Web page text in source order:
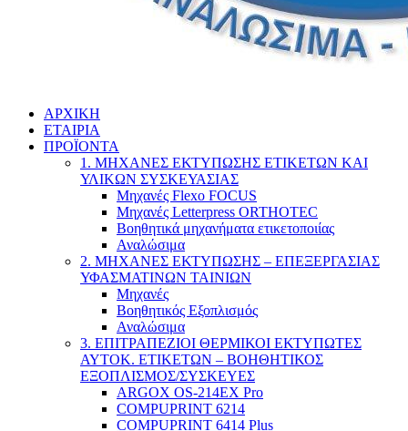
ΑΡΧΙΚΗ
ΕΤΑΙΡΙΑ
ΠΡΟΪΟΝΤΑ
1. ΜΗΧΑΝΕΣ ΕΚΤΥΠΩΣΗΣ ΕΤΙΚΕΤΩΝ ΚΑΙ
ΥΛΙΚΩΝ ΣΥΣΚΕΥΑΣΙΑΣ
Μηχανές Flexo FOCUS
Μηχανές Letterpress ORTHOTEC
Βοηθητικά μηχανήματα ετικετοποιίας
Αναλώσιμα
2. ΜΗΧΑΝΕΣ ΕΚΤΥΠΩΣΗΣ – ΕΠΕΞΕΡΓΑΣΙΑΣ
ΥΦΑΣΜΑΤΙΝΩΝ ΤΑΙΝΙΩΝ
Μηχανές
Βοηθητικός Εξοπλισμός
Αναλώσιμα
3. ΕΠΙΤΡΑΠΕΖΙΟΙ ΘΕΡΜΙΚΟΙ ΕΚΤΥΠΩΤΕΣ
ΑΥΤΟΚ. ΕΤΙΚΕΤΩΝ – ΒΟΗΘΗΤΙΚΟΣ
ΕΞΟΠΛΙΣΜΟΣ/ΣΥΣΚΕΥΕΣ
ARGOX OS-214EX Pro
COMPUPRINT 6214
COMPUPRINT 6414 Plus